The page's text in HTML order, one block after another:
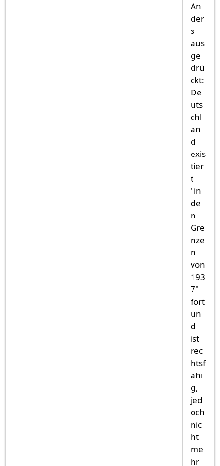
An
der
s
aus
ge
drü
ckt:
De
uts
chl
an
d
exis
tier
t
"in
de
n
Gre
nze
n
von
193
7"
fort
un
d
ist
rec
htsf
ähi
g,
jed
och
nic
ht
me
hr